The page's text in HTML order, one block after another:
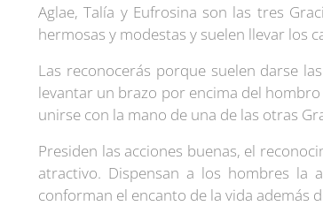
Aglae, Talía y Eufrosina son las tres
hermosas y modestas y suelen llevar los
Las reconocerás porque suelen darse
levantar un brazo por encima del
unirse con la mano de una de las otras
Presiden las acciones buenas, el
atractivo. Dispensan a los hombres la
conforman el encanto de la vida además